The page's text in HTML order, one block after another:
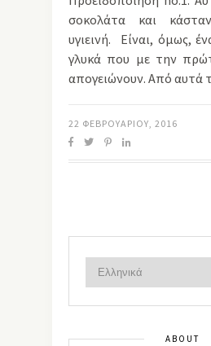
σοκολάτα και
υγιεινή. Είναι, όμως,
γλυκά που με την
απογειώνουν. Από αυτά
22 ΦΕΒΡΟΥΑΡΊΟΥ, 2016
ABOUT